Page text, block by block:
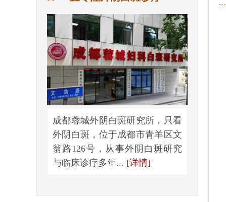
成都蓉城外阴白斑研究所，只看
外阴白斑，位于成都市青羊区文
翁路126号，从事外阴白斑研究
与临床诊疗多年... [详情]